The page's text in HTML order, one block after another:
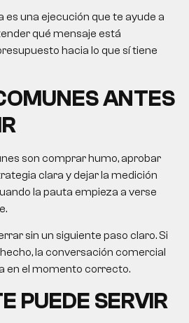
es una ejecución que te ayude a
qué mensaje está
hacia lo que sí tiene
ANTES
son comprar humo, aprobar
clara y dejar la medición
la pauta empieza a verse
sin un siguiente paso claro. Si
la conversación comercial
en el momento correcto.
PUEDE SERVIR